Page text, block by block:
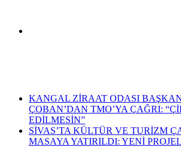
yap
KANGAL ZİRAAT ODASI
ÇOBAN’DAN TMO’YA ÇAĞRI:
EDİLMESİN”
SİVAS’TA KÜLTÜR VE TURİZM
MASAYA YATIRILDI: YENİ